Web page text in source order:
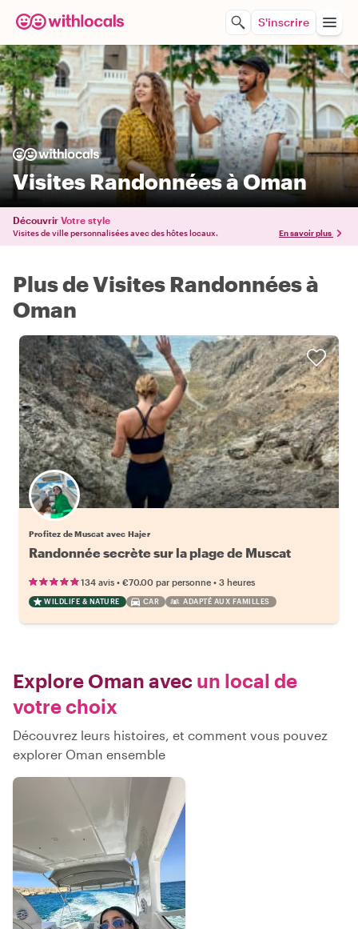
S'inscrire
Visites Randonnées à Oman
Découvrir Votre style
Visites de ville personnalisées avec des hôtes locaux. En savoir plus
Plus de Visites Randonnées à
Oman
Profitez de Muscat avec Hajer
Randonnée secrète sur la plage de Muscat
134 avis • €70.00 par personne • 3 heures
WILDLIFE & NATURE CAR ADAPTÉ AUX FAMILLES
Explore Oman avec un local de
votre choix
Découvrez leurs histoires, et comment vous pouvez
explorer Oman ensemble